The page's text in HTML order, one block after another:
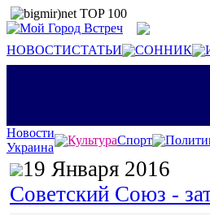
НОВОСТИСТАТЬИ СОННИК
Новости
Украина
КультураСпорт
19 Января 2016
Советский Союз -